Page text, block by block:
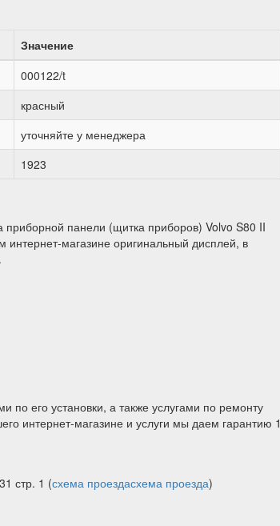
Значение
000122/t
красный
уточняйте у менеджера
1923
панели (щитка приборов) Volvo S80 II
магазине оригинальный дисплей, в
по его установки, а также услугами по ремонту
интернет-магазине и услуги мы даем гарантию 1
стр. 1 (схема проездасхема проезда)